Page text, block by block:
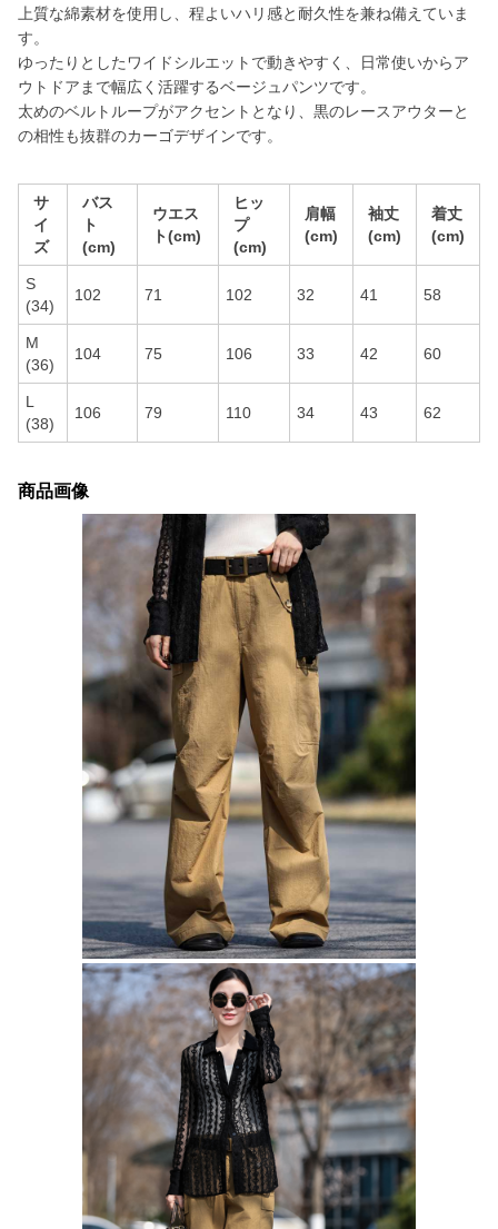
上質な綿素材を使用し、程よいハリ感と耐久性を兼ね備えていま
す。
ゆったりとしたワイドシルエットで動きやすく、日常使いからア
ウトドアまで幅広く活躍するベージュパンツです。
太めのベルトループがアクセントとなり、黒のレースアウターと
の相性も抜群のカーゴデザインです。
サ
イ
ズ
バス
ト
(cm)
ウエス
ト(cm)
ヒッ
プ
(cm)
肩幅
(cm)
袖丈
(cm)
着丈
(cm)
S
(34)
102 71 102 32 41 58
M
(36)
104 75 106 33 42 60
L
(38)
106 79 110 34 43 62
商品画像